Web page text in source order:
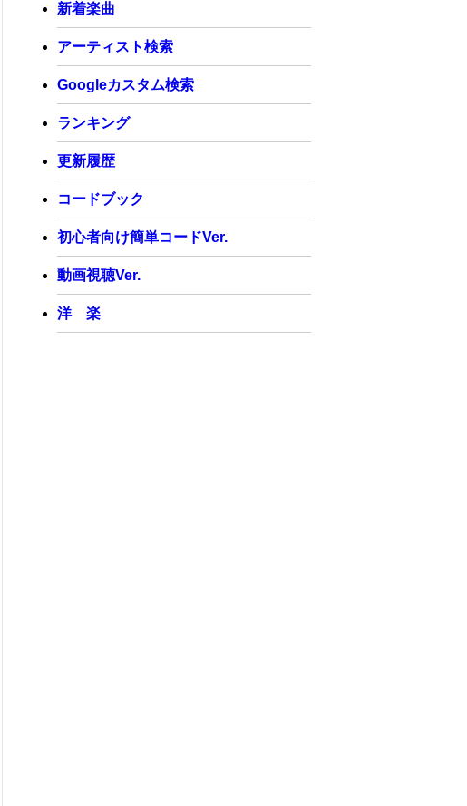
新着楽曲
アーティスト検索
Googleカスタム検索
ランキング
更新履歴
コードブック
初心者向け簡単コードVer.
動画視聴Ver.
洋 楽